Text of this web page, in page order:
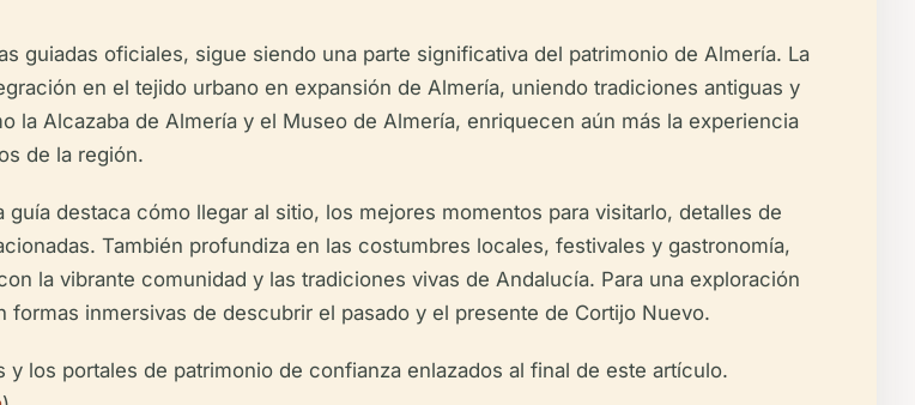
guiadas oficiales, sigue siendo una parte significativa del patrimonio de Almería. La
en el tejido urbano en expansión de Almería, uniendo tradiciones antiguas y
la Alcazaba de Almería y el Museo de Almería, enriquecen aún más la experiencia
de la región.
destaca cómo llegar al sitio, los mejores momentos para visitarlo, detalles de
También profundiza en las costumbres locales, festivales y gastronomía,
la vibrante comunidad y las tradiciones vivas de Andalucía. Para una exploración
inmersivas de descubrir el pasado y el presente de Cortijo Nuevo.
los portales de patrimonio de confianza enlazados al final de este artículo.